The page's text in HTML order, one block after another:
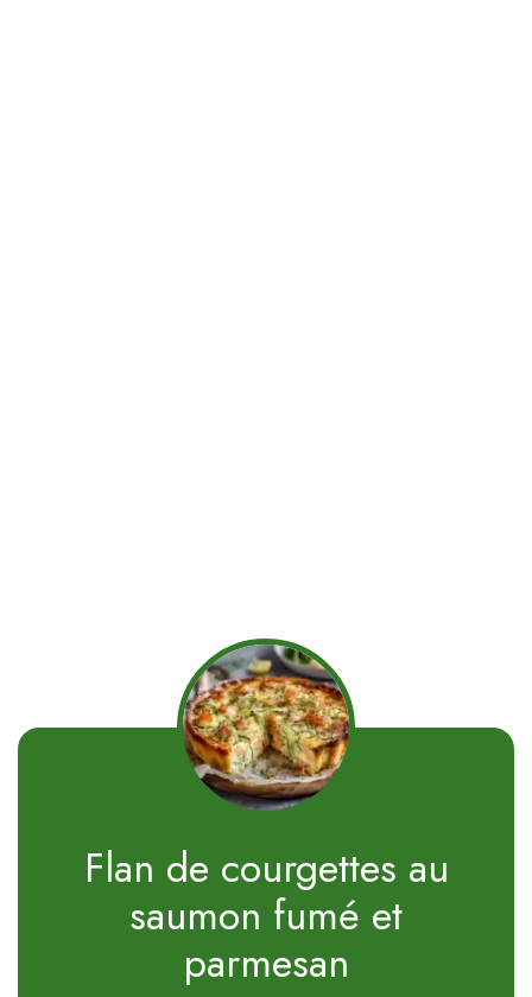
Flan de courgettes au
saumon fumé et
parmesan